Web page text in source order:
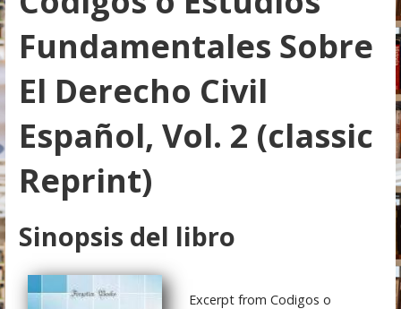
l
c
o
n
e
n
i
d
o
Fundamentales Sobre
El Derecho Civil
Español, Vol. 2 (classic
Reprint)
Sinopsis del libro
Excerpt from Codigos o